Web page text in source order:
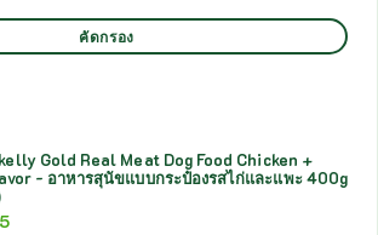
คัดกรอง
Gold Real Meat Dog Food Chicken +
- อาหารสุนัขแบบกระป๋องรสไก่และแพะ 400g